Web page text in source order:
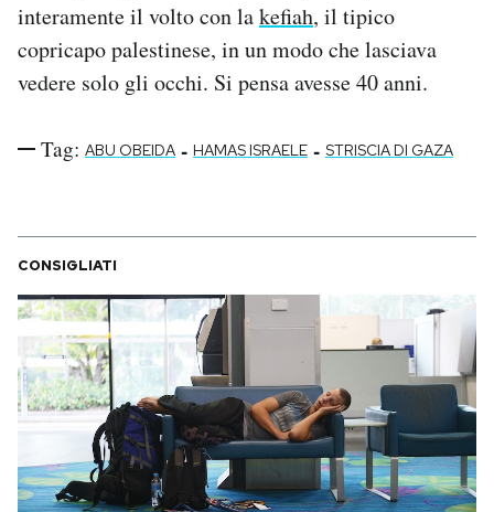
interamente il volto con lakefiah, il tipico
copricapo palestinese, in un modo che lasciava
vedere solo gli occhi. Si pensa avesse 40 anni.
Tag: ABU OBEIDA - HAMAS ISRAELE - STRISCIA DI GAZA
CONSIGLIATI